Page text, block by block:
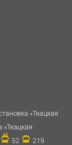
«Ткацкая
«Ткацкая
52 219